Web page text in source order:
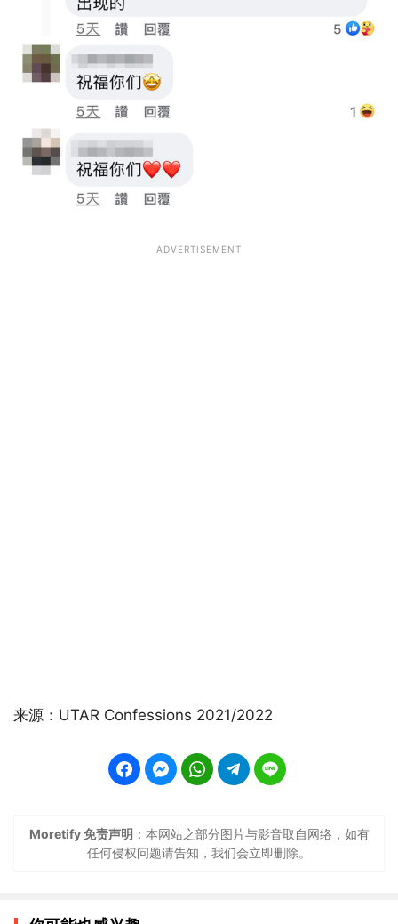
ADVERTISEMENT
来源：UTAR Confessions 2021/2022
Moretify 免责声明 ：本网站之部分图片与影音取自网络，如有
任何侵权问题请告知，我们会立即删除。